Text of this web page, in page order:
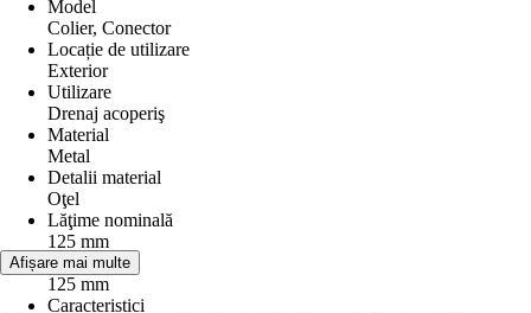
Model
Colier, Conector
Locație de utilizare
Exterior
Utilizare
Drenaj acoperiş
Material
Metal
Detalii material
Oţel
Lăţime nominală
125 mm
Diametru
125 mm
Caracteristici
Afișare mai multe